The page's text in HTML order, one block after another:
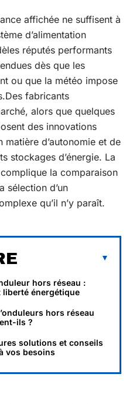
affichée ne suffisent à
d’alimentation
réputés performants
dès que les
ou que la météo impose
fabricants
alors que quelques
des innovations
d’autonomie et de
stockages d’énergie. La
la comparaison
sélection d’un
qu’il n’y paraît.
hors réseau :
énergétique
hors réseau
ils ?
solutions et conseils
vos besoins